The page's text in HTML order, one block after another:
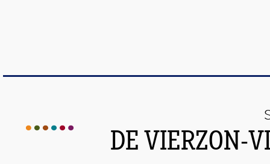
DE VIERZON-